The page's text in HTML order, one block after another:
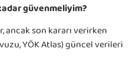
güvenmeliyim?
ancak son kararı verirken
YÖK Atlas) güncel verileri